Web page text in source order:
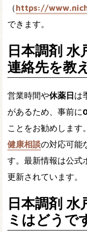
（https://
できます。
日本調剤 水
連絡先を教
営業時間や休薬日は
があるため、事前に
ことをお勧めします
健康相談の対応可能
す。最新情報は公式
更新されています。
日本調剤 水
ミはどうで